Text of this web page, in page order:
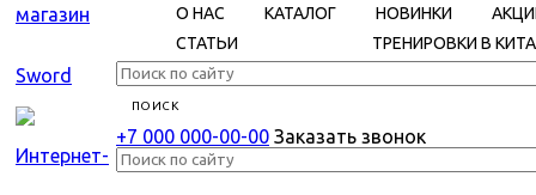
О НАС КАТАЛОГ НОВИНКИ
СТАТЬИ
ТРЕНИРОВКИ В
+7 000 000-00-00 Заказать звонок